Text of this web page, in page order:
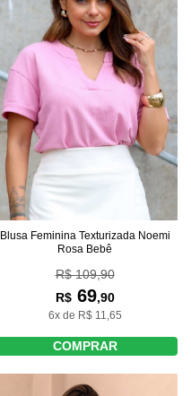
Blusa Feminina Texturizada Noemi
Rosa Bebê
R$ 109,90
R$69,90
6x de R$ 11,65
COMPRAR